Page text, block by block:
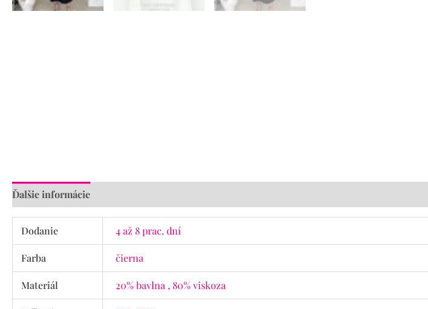
Ďalšie informácie
Dodanie 4 až 8 prac. dní
Farba čierna
Materiál 20% bavlna , 80% viskoza